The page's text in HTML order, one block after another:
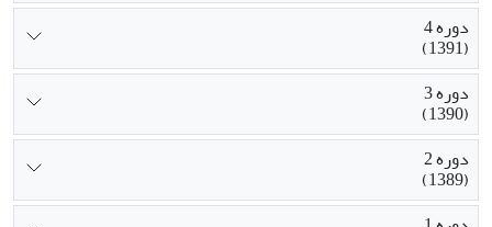
دوره 4
(1391)
دوره 3
(1390)
دوره 2
(1389)